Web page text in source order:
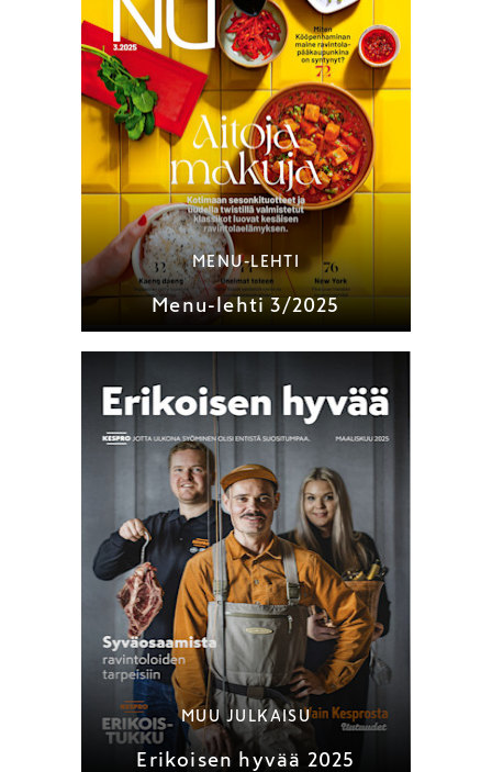
MENU-LEHTI
Menu-lehti 3/2025
MUU JULKAISU
Erikoisen hyvää 2025